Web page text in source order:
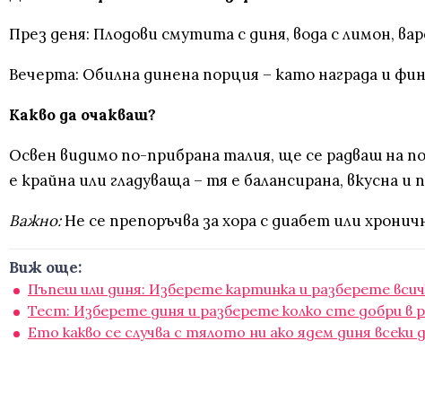
През деня: Плодови смутита с диня, вода с лимон,
Вечерта: Обилна динена порция – като награда и
Какво да очакваш?
Освен видимо по-прибрана талия, ще се радваш на
е крайна или гладуваща – тя е балансирана, вкусна
Важно:Не се препоръчва за хора с диабет или
Виж още:
Пъпеш или диня: Изберете картинка и разберете
Тест: Изберете диня и разберете колко сте добри в
Ето какво се случва с тялото ни ако ядем диня всеки